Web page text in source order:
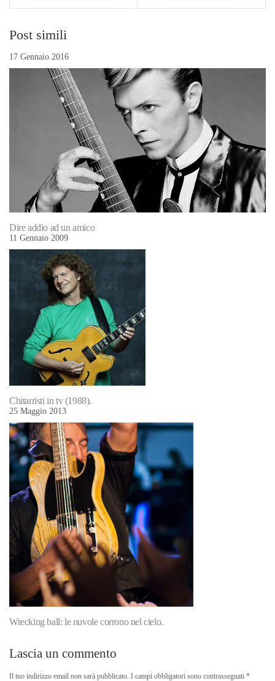
Post simili
17 Gennaio 2016
Dire addio ad un amico
11 Gennaio 2009
Chitarristi in tv (1988).
25 Maggio 2013
Wrecking ball: le nuvole corrono nel cielo.
Lascia un commento
Il tuo indirizzo email non sarà pubblicato. I campi obbligatori sono contrassegnati *